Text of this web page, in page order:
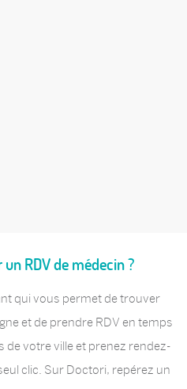
RDV de médecin ?
qui vous permet de trouver
et de prendre RDV en temps
de votre ville et prenez rendez-
clic. Sur Doctori, repérez un